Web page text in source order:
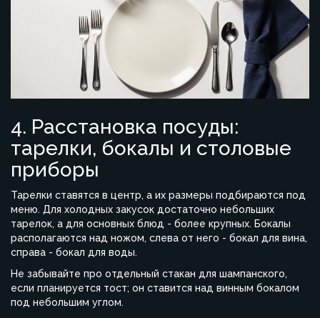
4. Расстановка посуды:
тарелки, бокалы и столовые
приборы
Тарелки ставятся в центр, а их размеры подбираются под
меню. Для холодных закусок достаточно небольших
тарелок, а для основных блюд - более крупных. Бокалы
располагаются над ножом, слева от него - бокал для вина,
справа - бокал для воды.
Не забывайте про отдельный стакан для шампанского,
если планируется тост; он ставится над винным бокалом
под небольшим углом.